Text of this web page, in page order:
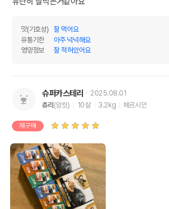
맛(기호성)
잘 먹어요
유통기한
아주 넉넉해요
영양정보
잘 적혀있어요
슈퍼카스테라
2025.08.01
츄리(암컷) 10살 3.2kg 페르시안
재구매